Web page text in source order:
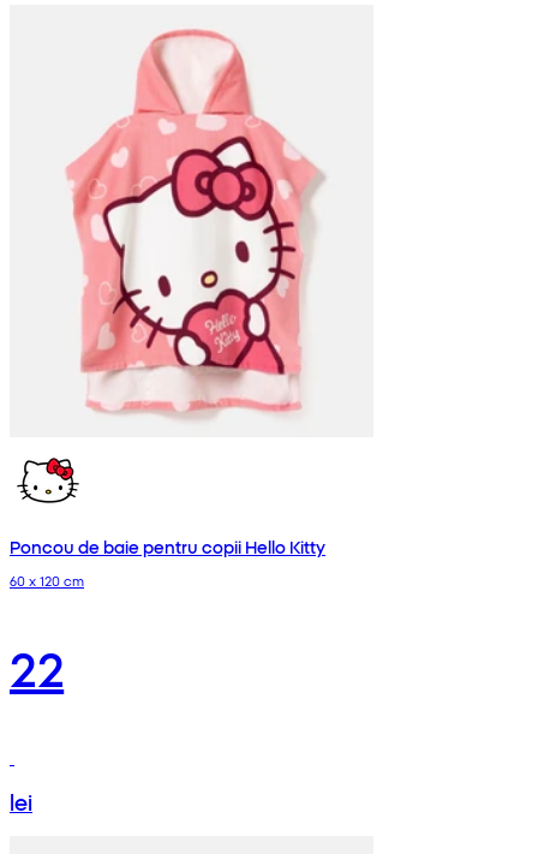
Poncou de baie pentru copii Hello Kitty
60 x 120 cm
22
lei